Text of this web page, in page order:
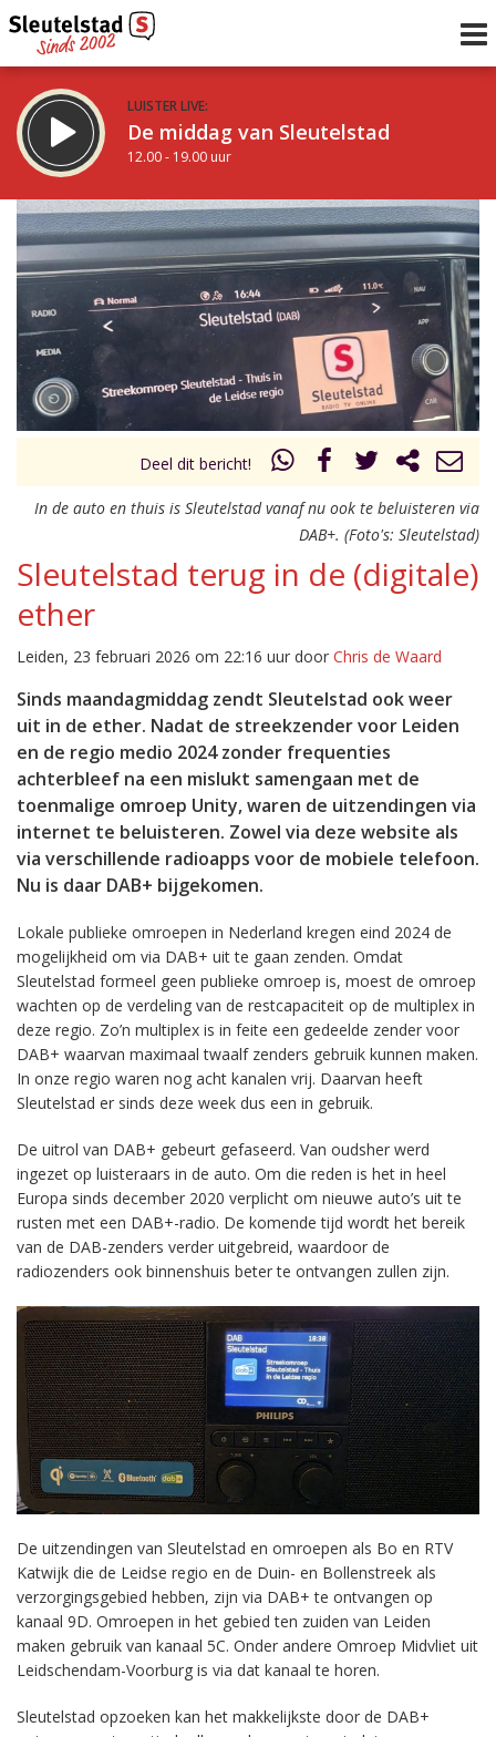
LUISTER LIVE:
De middag van Sleutelstad
12.00 - 19.00 uur
STRAKS:
De avond van Sleutelstad
19.00 - 22.00 uur
Vorig uur
uur 1 van 0 Volgend uur
Deel dit bericht!
In de auto en thuis is Sleutelstad vanaf nu ook te beluisteren via
DAB+. (Foto's: Sleutelstad)
Sleutelstad terug in de (digitale)
ether
Leiden, 23 februari 2026 om 22:16 uur door Chris de Waard
Sinds maandagmiddag zendt Sleutelstad ook weer
uit in de ether. Nadat de streekzender voor Leiden
en de regio medio 2024 zonder frequenties
achterbleef na een mislukt samengaan met de
toenmalige omroep Unity, waren de uitzendingen via
internet te beluisteren. Zowel via deze website als
via verschillende radioapps voor de mobiele telefoon.
Nu is daar DAB+ bijgekomen.
Lokale publieke omroepen in Nederland kregen eind 2024 de
mogelijkheid om via DAB+ uit te gaan zenden. Omdat
Sleutelstad formeel geen publieke omroep is, moest de omroep
wachten op de verdeling van de restcapaciteit op de multiplex in
deze regio. Zo’n multiplex is in feite een gedeelde zender voor
DAB+ waarvan maximaal twaalf zenders gebruik kunnen maken.
In onze regio waren nog acht kanalen vrij. Daarvan heeft
Sleutelstad er sinds deze week dus een in gebruik.
De uitrol van DAB+ gebeurt gefaseerd. Van oudsher werd
ingezet op luisteraars in de auto. Om die reden is het in heel
Europa sinds december 2020 verplicht om nieuwe auto’s uit te
rusten met een DAB+-radio. De komende tijd wordt het bereik
van de DAB-zenders verder uitgebreid, waardoor de
radiozenders ook binnenshuis beter te ontvangen zullen zijn.
De uitzendingen van Sleutelstad en omroepen als Bo en RTV
Katwijk die de Leidse regio en de Duin- en Bollenstreek als
verzorgingsgebied hebben, zijn via DAB+ te ontvangen op
kanaal 9D. Omroepen in het gebied ten zuiden van Leiden
maken gebruik van kanaal 5C. Onder andere Omroep Midvliet uit
Leidschendam-Voorburg is via dat kanaal te horen.
Sleutelstad opzoeken kan het makkelijkste door de DAB+